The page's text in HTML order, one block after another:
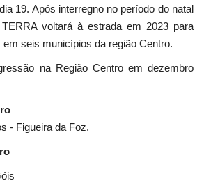
19. Após interregno no período do natal
voltará à estrada em 2023 para
seis municípios da região Centro.
na Região Centro em dezembro
- Figueira da Foz.